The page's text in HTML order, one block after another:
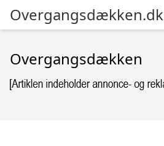
Overgangsdækken.dk
Overgangsdækken